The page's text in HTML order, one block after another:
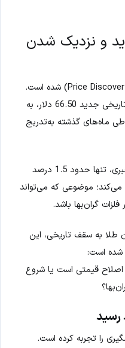
و نزدیک شدن
رسماً وارد فاز «کشف قیمت» (Price Discovery) شده است.
این فلز گران‌بها امروز با ثبت سقف تاریخی جدید 66.50 دلار، به
طی ماه‌های گذشته به‌تدریج
نیز در سکوت خبری، تنها حدود 1.5 درصد
می‌کند؛ موضوعی که می‌تواند
فلزات گران‌بها باشد.
طلا به سقف تاریخی، این
شده است:
قیمتی است یا شروع
رسید